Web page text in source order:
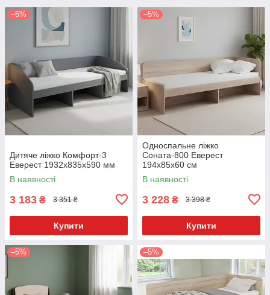
–5%
Дитяче ліжко Комфорт-3
Еверест 1932х835х590 мм
В наявності
3 183 ₴ 3 351 ₴
Купити
–5%
Односпальне ліжко
Соната-800 Еверест
194x85x60 см
В наявності
3 228 ₴ 3 398 ₴
Купити
–5% –5%